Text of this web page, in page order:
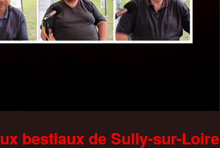
bestiaux de Sully-sur-Loire